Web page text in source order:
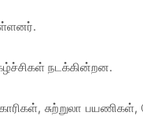
நடக்கின்றன.
சுற்றுலா